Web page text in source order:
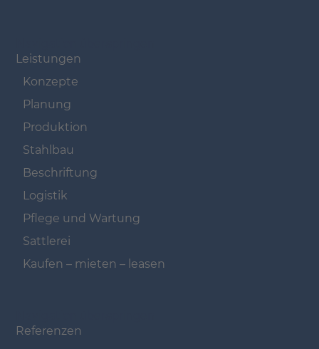
Leistungen
Konzepte
Planung
Produktion
Stahlbau
Beschriftung
Logistik
Pflege und Wartung
Sattlerei
Kaufen – mieten – leasen
Referenzen